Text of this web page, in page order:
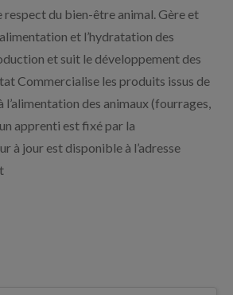
du bien-être animal. Gère et
et l’hydratation des
et suit le développement des
Commercialise les produits issus de
l’alimentation des animaux (fourrages,
apprenti est fixé par la
à jour est disponible à l’adresse